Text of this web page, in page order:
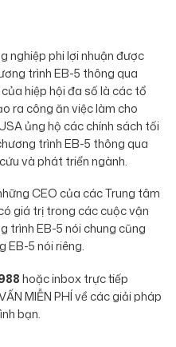
nghiệp phi lợi nhuận được
trình EB-5 thông qua
hiệp hội đa số là các tổ
ra công ăn việc làm cho
ủng hộ các chính sách tối
trình EB-5 thông qua
và phát triển ngành.
CEO của các Trung tâm
giá trị trong các cuộc vận
trình EB-5 nói chung cũng
EB-5 nói riêng.
hoặc inbox trực tiếp
MIỄN PHÍ về các giải pháp
bạn.